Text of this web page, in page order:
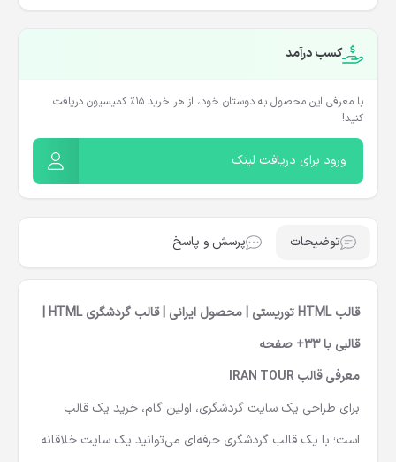
کسب درآمد
با معرفی این محصول به دوستان خود، از هر خرید ۱۵٪ کمیسیون دریافت
کنید!
ورود برای دریافت لینک
توضیحات پرسش و پاسخ
قالب HTML توریستی | محصول ایرانی | قالب گردشگری HTML |
قالبی با 33+ صفحه
معرفی قالب IRAN TOUR
برای طراحی یک سایت گردشگری، اولین گام، خرید یک قالب
است؛ با یک قالب گردشگری حرفه‌ای می‌توانید یک سایت خلاقانه